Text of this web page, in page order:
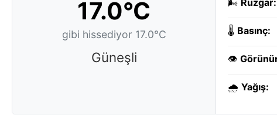
17.0°C
gibi hissediyor 17.0°C
Güneşli
🌬️ Rüzgar:
🌡️ Basınç:
👁️
🌧️ Yağış: